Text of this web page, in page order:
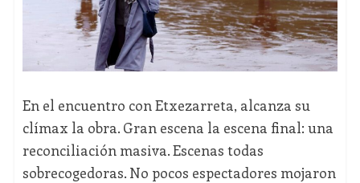
En el encuentro con Etxezarreta, alcanza su
clímax la obra. Gran escena la escena final: una
reconciliación masiva. Escenas todas
sobrecogedoras. No pocos espectadores mojaron